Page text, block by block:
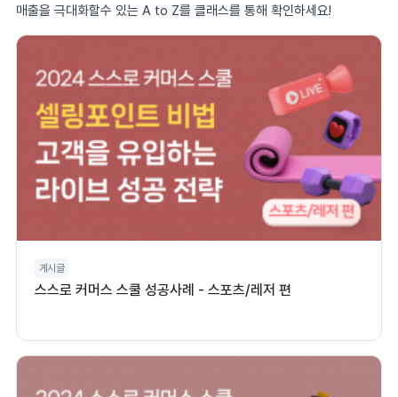
매출을 극대화할수 있는 A to Z를 클래스를 통해 확인하세요!
게시글
스스로 커머스 스쿨 성공사례 - 스포츠/레저 편